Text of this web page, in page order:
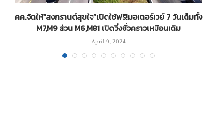
คค.จัดให้“สงกรานต์สุขใจ”เปิดใช้ฟรี!มอเตอร์เวย์ 7 วันเต็มทั้ง
M7,M9 ส่วน M6,M81 เปิดวิ่งชั่วคราวเหมือนเดิม
April 9, 2024